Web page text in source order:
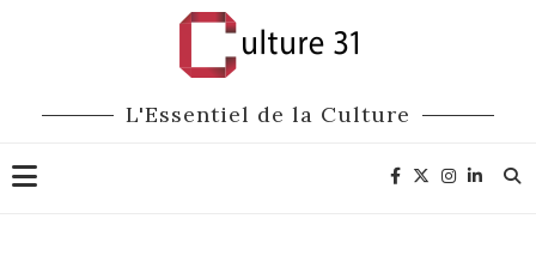
L'Essentiel de la Culture